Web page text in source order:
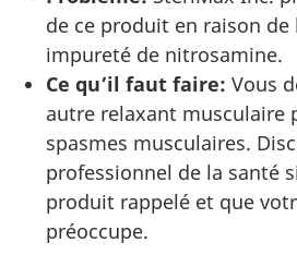
de ce produit en raison de
impureté de nitrosamine.
Ce qu’il faut faire: Vous
autre relaxant musculaire
spasmes musculaires.
professionnel de la santé
produit rappelé et que
préoccupe.